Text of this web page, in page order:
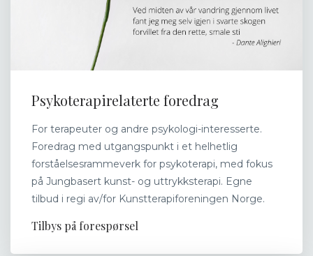
Psykoterapirelaterte foredrag
For terapeuter og andre psykologi-interesserte.
Foredrag med utgangspunkt i et helhetlig
forståelsesrammeverk for psykoterapi, med fokus
på Jungbasert kunst- og uttrykksterapi. Egne
tilbud i regi av/for Kunstterapiforeningen Norge.
Tilbys på forespørsel